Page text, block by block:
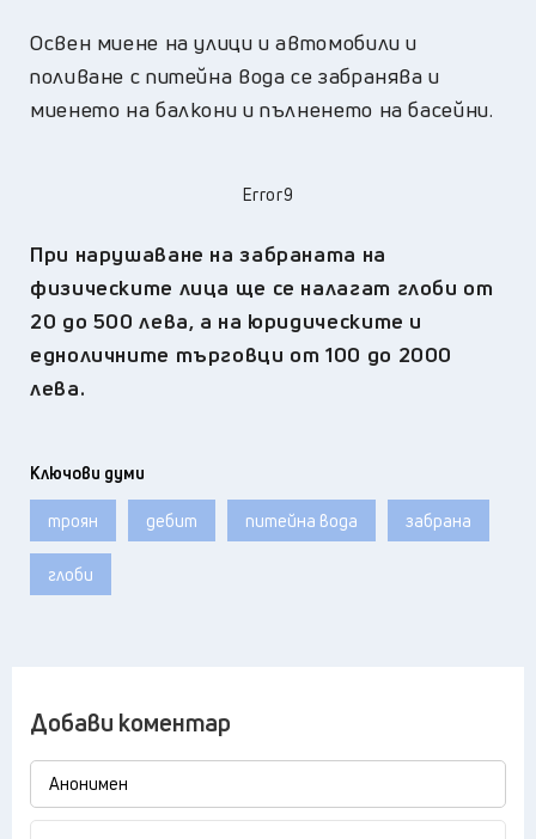
Освен миене на улици и автомобили и
поливане с питейна вода се забранява и
миенето на балкони и пълненето на басейни.
Error9
При нарушаване на забраната на
физическите лица ще се налагат глоби от
20 до 500 лева, а на юридическите и
едноличните търговци от 100 до 2000
лева.
Ключови думи
троян дебит питейна вода забрана
глоби
Добави коментар